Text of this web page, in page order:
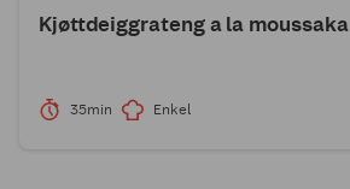
Kjøttdeiggrateng a la moussaka
35min Enkel